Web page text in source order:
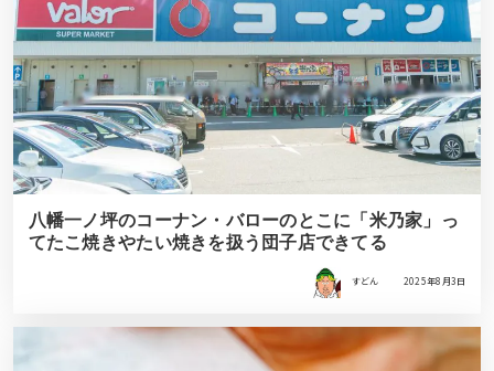
八幡一ノ坪のコーナン・バローのとこに「米乃家」っ
てたこ焼きやたい焼きを扱う団子店できてる
すどん 2025年8月3日